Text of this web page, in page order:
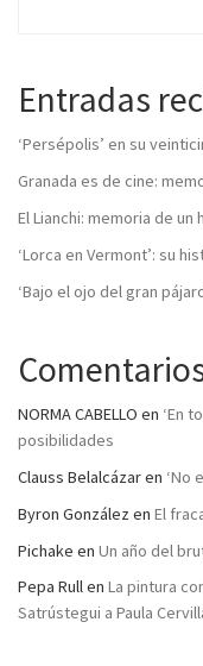
Entradas
‘Persépolis’ en su
Granada es de cine:
El Lianchi: memoria de
‘Lorca en Vermont’: su
‘Bajo el ojo del gran
NORMA CABELLO en ‘En
posibilidades
Clauss Belalcázaren ‘No
Byron González en El
Pichake en Un año del
Pepa Rullen La pintura
Satrústegui a Paula